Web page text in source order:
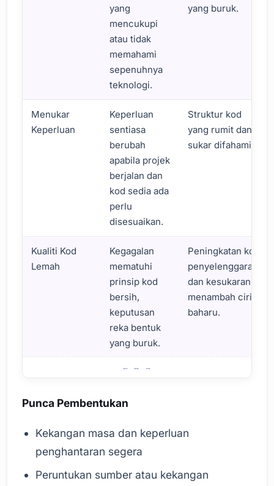
yang
mencukupi
atau tidak
memahami
sepenuhnya
teknologi.
yang buruk.
Menukar
Keperluan
Keperluan
sentiasa
berubah
apabila projek
berjalan dan
kod sedia ada
perlu
disesuaikan.
Struktur kod
yang rumit dan
sukar difahami.
Kualiti Kod
Lemah
Kegagalan
mematuhi
prinsip kod
bersih,
keputusan
reka bentuk
yang buruk.
Peningkatan kos
penyelenggaraan
dan kesukaran
menambah ciri
baharu.
Punca Pembentukan
Kekangan masa dan keperluan
penghantaran segera
Peruntukan sumber atau kekangan